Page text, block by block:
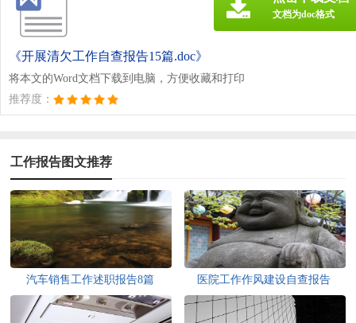
《开展清欠工作自查报告15篇.doc》
将本文的Word文档下载到电脑，方便收藏和打印
推荐度：
文档为doc格式
工作报告图文推荐
汽车销售工作述职报告8篇 医院工作作风建设自查报告